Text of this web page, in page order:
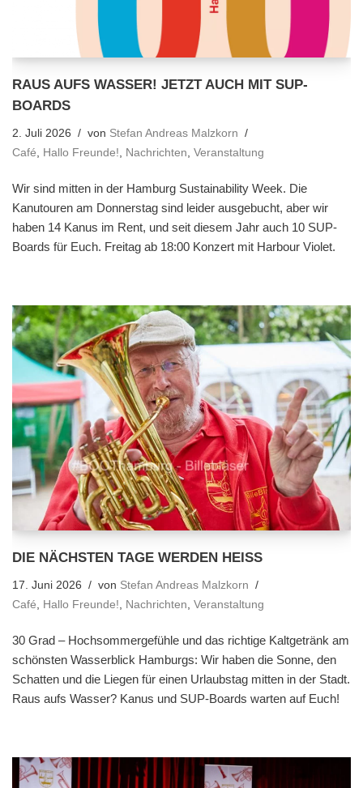
RAUS AUFS WASSER! JETZT AUCH MIT SUP-
BOARDS
2. Juli 2026 von Stefan Andreas Malzkorn
Café
Hallo Freunde! Nachrichten Veranstaltung
Wir sind mitten in der Hamburg Sustainability Week. Die
Kanutouren am Donnerstag sind leider ausgebucht, aber wir
haben 14 Kanus im Rent, und seit diesem Jahr auch 10 SUP-
Boards für Euch. Freitag ab 18:00 Konzert mit Harbour Violet.
DIE NÄCHSTEN TAGE WERDEN HEISS
17. Juni 2026 von Stefan Andreas Malzkorn
Café, Hallo Freunde!, Nachrichten, Veranstaltung
30 Grad – Hochsommergefühle und das richtige Kaltgetränk am
schönsten Wasserblick Hamburgs: Wir haben die Sonne, den
Schatten und die Liegen für einen Urlaubstag mitten in der Stadt.
Raus aufs Wasser? Kanus und SUP-Boards warten auf Euch!